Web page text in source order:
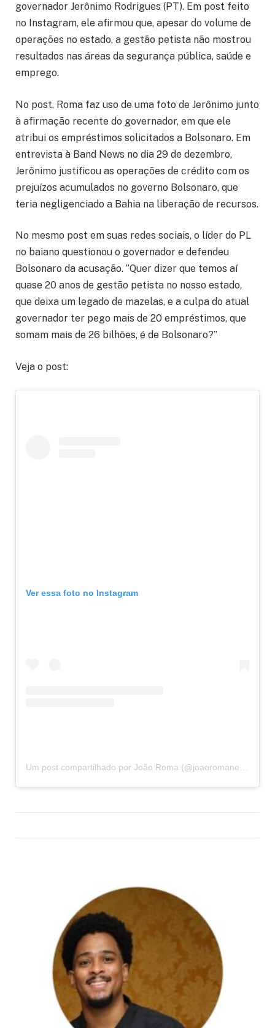
governador Jerônimo Rodrigues (PT). Em post feito
no Instagram, ele afirmou que, apesar do volume de
operações no estado, a gestão petista não mostrou
resultados nas áreas da segurança pública, saúde e
emprego.
No post, Roma faz uso de uma foto de Jerônimo junto
à afirmação recente do governador, em que ele
atribui os empréstimos solicitados a Bolsonaro. Em
entrevista à Band News no dia 29 de dezembro,
Jerônimo justificou as operações de crédito com os
prejuízos acumulados no governo Bolsonaro, que
teria negligenciado a Bahia na liberação de recursos.
No mesmo post em suas redes sociais, o líder do PL
no baiano questionou o governador e defendeu
Bolsonaro da acusação. ”Quer dizer que temos aí
quase 20 anos de gestão petista no nosso estado,
que deixa um legado de mazelas, e a culpa do atual
governador ter pego mais de 20 empréstimos, que
somam mais de 26 bilhões, é de Bolsonaro?”
Veja o post:
Ver essa foto no Instagram